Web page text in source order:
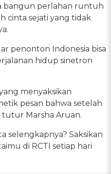
bangun perlahan runtuh
cinta sejati yang tidak
penonton Indonesia bisa
hidup sinetron
menyaksikan
pesan bahwa setelah
tutur Marsha Aruan.
selengkapnya? Saksikan
di RCTI setiap hari